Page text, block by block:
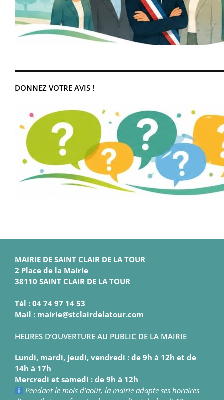
DONNEZ VOTRE AVIS !
MAIRIE DE SAINT CLAIR DE LA TOUR
2 Place de la Mairie
38110 SAINT CLAIR DE LA TOUR
Tél : 04 74 97 14 53
Mail : mairie@stclairdelatour.com
HEURES D’OUVERTURE AU PUBLIC DE LA MAIRIE
Lundi, mardi, jeudi, vendredi : de 9h à 12h et de
14h à 17h
Mercredi et samedi : de 9h à 12h
Pendant le mois d’août, la mairie adapte ses horaires